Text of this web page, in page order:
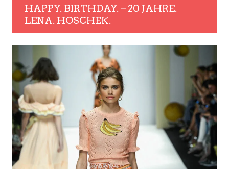
HAPPY. BIRTHDAY. – 20 JAHRE.
LENA. HOSCHEK.